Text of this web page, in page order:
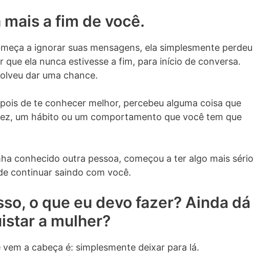
mais a fim de você.
a ignorar suas mensagens, ela simplesmente perdeu
que ela nunca estivesse a fim, para início de conversa.
dar uma chance.
de te conhecer melhor, percebeu alguma coisa que
um hábito ou um comportamento que você tem que
conhecido outra pessoa, começou a ter algo mais sério
continuar saindo com você.
o que eu devo fazer? Ainda dá
a mulher?
a cabeça é: simplesmente deixar para lá.